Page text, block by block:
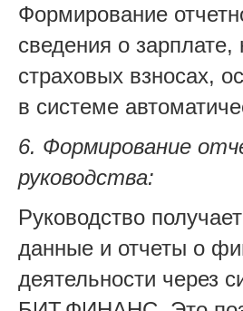
Формирование
сведения о зарплате,
страховых взносах,
в системе
6. Формирование
руководства:
Руководство
данные и отчеты о
деятельности через